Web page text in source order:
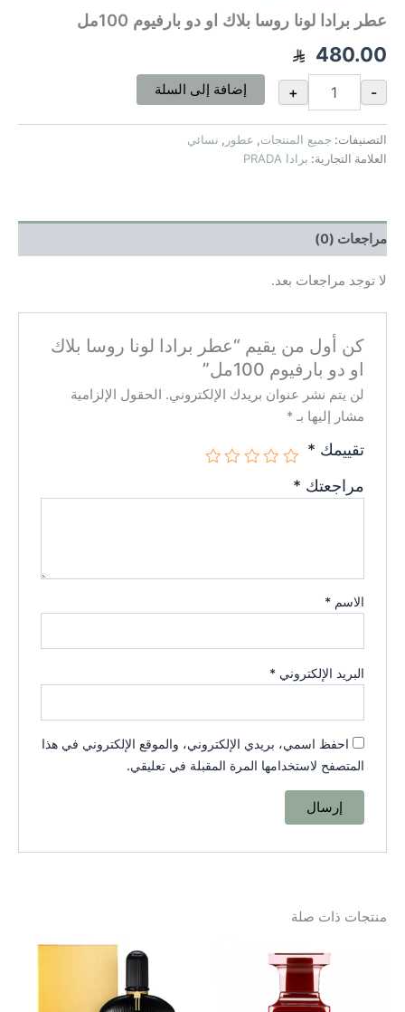
عطر برادا لونا روسا بلاك او دو بارفيوم 100مل
480.00
-
+ إضافة إلى السلة
التصنيفات: جميع المنتجات, عطور , نسائي
العلامة التجارية: برادا PRADA
مراجعات (0)
لا توجد مراجعات بعد.
كن أول من يقيم “عطر برادا لونا روسا بلاك
او دو بارفيوم 100مل”
لن يتم نشر عنوان بريدك الإلكتروني.
الحقول الإلزامية
مشار إليها بـ*
تقييمك *
مراجعتك *
الاسم*
البريد الإلكتروني*
احفظ اسمي، بريدي الإلكتروني، والموقع الإلكتروني في هذا
المتصفح لاستخدامها المرة المقبلة في تعليقي.
منتجات ذات صلة